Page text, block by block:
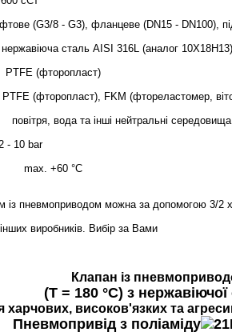
(DN15 - DN100), під
AISI 316L (аналог
FKM (фтореластомер,
та інші нейтральні середовища
bar
max. +60 °С
із пневмоприводом можна за допомогою 3/2
виробників. Вибір за Вами
Клапан із
(T = 180 °C) з нержавіючої
харчових, високов'язких та
Пневмопривід з поліаміду